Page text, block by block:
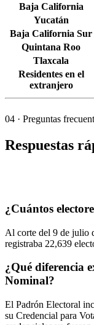
Baja California
Yucatán
Baja California Sur
Quintana Roo
Tlaxcala
Residentes en el
extranjero
04 · Preguntas
Respuestas
¿Cuántos
Al corte del 9 de julio
registraba 22,639
¿Qué diferencia
Nominal?
El Padrón Electoral
su Credencial para